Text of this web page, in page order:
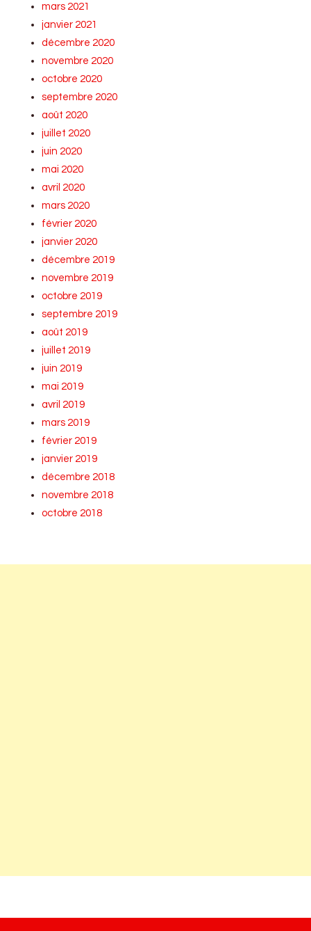
mars 2021
janvier 2021
décembre 2020
novembre 2020
octobre 2020
septembre 2020
août 2020
juillet 2020
juin 2020
mai 2020
avril 2020
mars 2020
février 2020
janvier 2020
décembre 2019
novembre 2019
octobre 2019
septembre 2019
août 2019
juillet 2019
juin 2019
mai 2019
avril 2019
mars 2019
février 2019
janvier 2019
décembre 2018
novembre 2018
octobre 2018